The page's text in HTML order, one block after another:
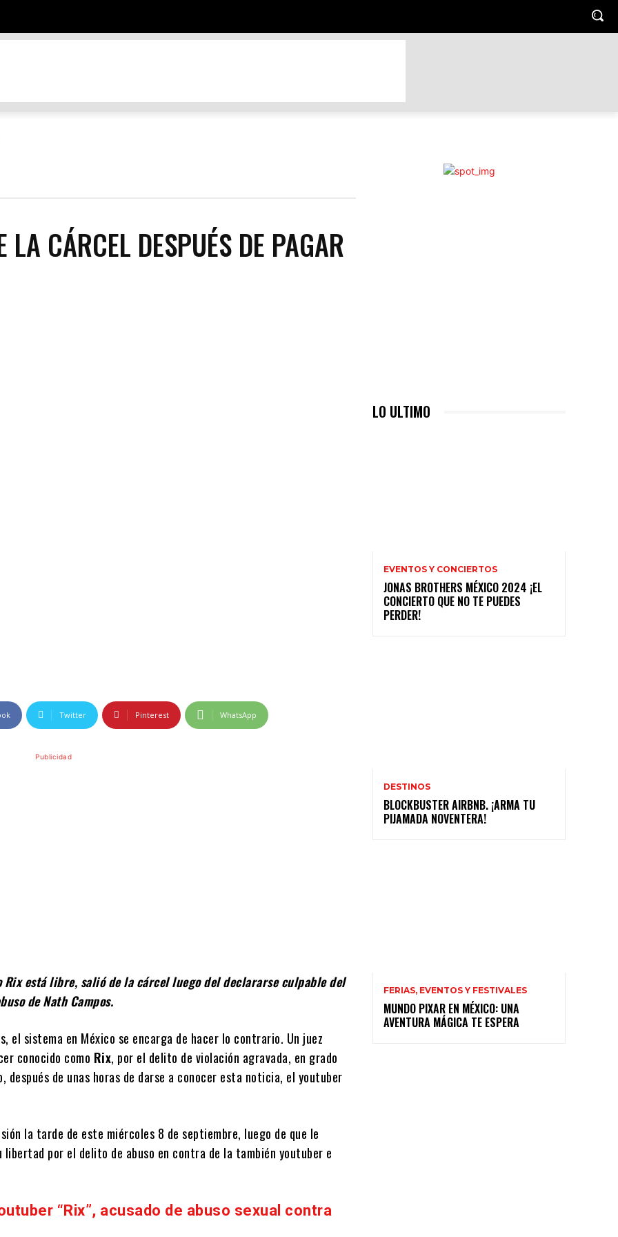
MASCOTAS
CÁRCEL DESPUÉS DE PAGAR
Twitter Pinterest WhatsApp
Publicidad
Rix está libre, salió de la cárcel luego del declararse culpable del
de Nath Campos.
el sistema en México se encarga de hacer lo contrario. Un juez
conocido como Rix, por el delito de violación agravada, en grado
después de unas horas de darse a conocer esta noticia, el youtuber
la tarde de este miércoles 8 de septiembre, luego de que le
por el delito de abuso en contra de la también youtuber e
“Rix”, acusado de abuso sexual contra
LO ULTIMO
EVENTOS Y CONCIERTOS
JONAS BROTHERS MÉXICO 2024 ¡EL
CONCIERTO QUE NO TE PUEDES
PERDER!
DESTINOS
BLOCKBUSTER AIRBNB. ¡ARMA TU
PIJAMADA NOVENTERA!
FERIAS, EVENTOS Y FESTIVALES
MUNDO PIXAR EN MÉXICO: UNA
AVENTURA MÁGICA TE ESPERA